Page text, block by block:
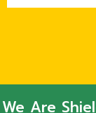
We Are